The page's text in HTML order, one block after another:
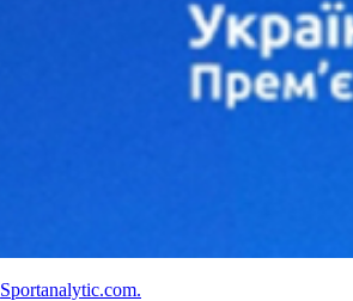
Sportanalytic.com.